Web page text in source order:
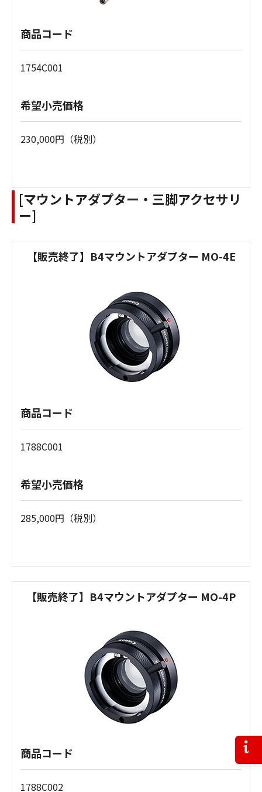
お
商品コード
1754C001
希望小売価格
230,000円（税別）
[マウントアダプター・三脚アクセサリ
ー]
【販売終了】B4マウントアダプター MO-4E
商品コード
1788C001
希望小売価格
285,000円（税別）
【販売終了】B4マウントアダプター MO-4P
商品コード
1788C002